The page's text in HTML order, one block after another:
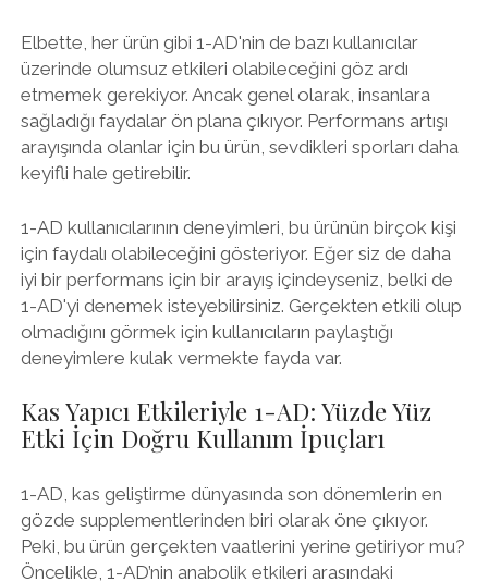
Elbette, her ürün gibi 1-AD'nin de bazı kullanıcılar
üzerinde olumsuz etkileri olabileceğini göz ardı
etmemek gerekiyor. Ancak genel olarak, insanlara
sağladığı faydalar ön plana çıkıyor. Performans artışı
arayışında olanlar için bu ürün, sevdikleri sporları daha
keyifli hale getirebilir.
1-AD kullanıcılarının deneyimleri, bu ürünün birçok kişi
için faydalı olabileceğini gösteriyor. Eğer siz de daha
iyi bir performans için bir arayış içindeyseniz, belki de
1-AD'yi denemek isteyebilirsiniz. Gerçekten etkili olup
olmadığını görmek için kullanıcıların paylaştığı
deneyimlere kulak vermekte fayda var.
Kas Yapıcı Etkileriyle 1-AD: Yüzde Yüz
Etki İçin Doğru Kullanım İpuçları
1-AD, kas geliştirme dünyasında son dönemlerin en
gözde supplementlerinden biri olarak öne çıkıyor.
Peki, bu ürün gerçekten vaatlerini yerine getiriyor mu?
Öncelikle, 1-AD’nin anabolik etkileri arasındaki